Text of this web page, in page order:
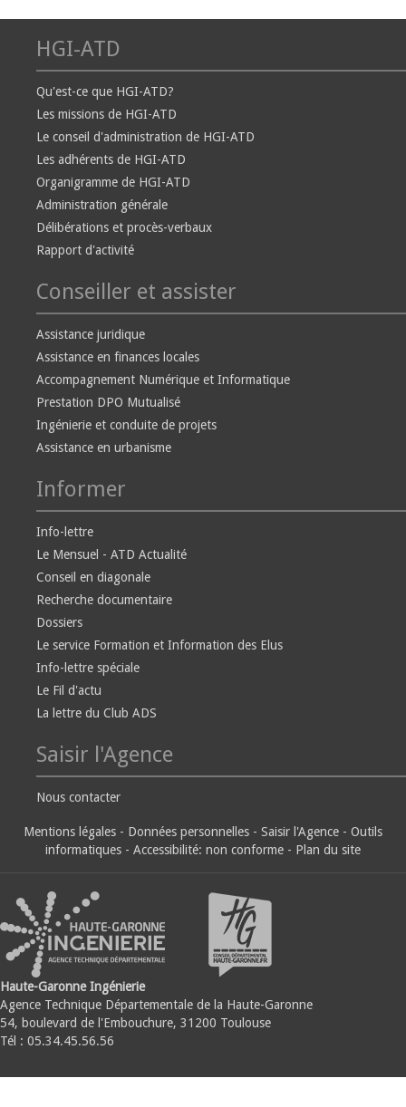
HGI-ATD
Qu'est-ce que HGI-ATD?
Les missions de HGI-ATD
Le conseil d'administration de HGI-ATD
Les adhérents de HGI-ATD
Organigramme de HGI-ATD
Administration générale
Délibérations et procès-verbaux
Rapport d'activité
Conseiller et assister
Assistance juridique
Assistance en finances locales
Accompagnement Numérique et Informatique
Prestation DPO Mutualisé
Ingénierie et conduite de projets
Assistance en urbanisme
Informer
Info-lettre
Le Mensuel - ATD Actualité
Conseil en diagonale
Recherche documentaire
Dossiers
Le service Formation et Information des Elus
Info-lettre spéciale
Le Fil d'actu
La lettre du Club ADS
Saisir l'Agence
Nous contacter
Mentions légales - Données personnelles - Saisir l'Agence - Outils
informatiques - Accessibilité: non conforme - Plan du site
Haute-Garonne Ingénierie
Agence Technique Départementale de la Haute-Garonne
54, boulevard de l'Embouchure, 31200 Toulouse
Tél : 05.34.45.56.56